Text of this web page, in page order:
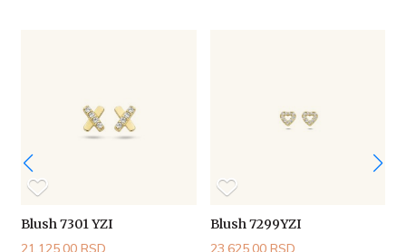
Blush 7301 YZI
21.125,00 RSD
Blush 7299YZI
23.625,00 RSD